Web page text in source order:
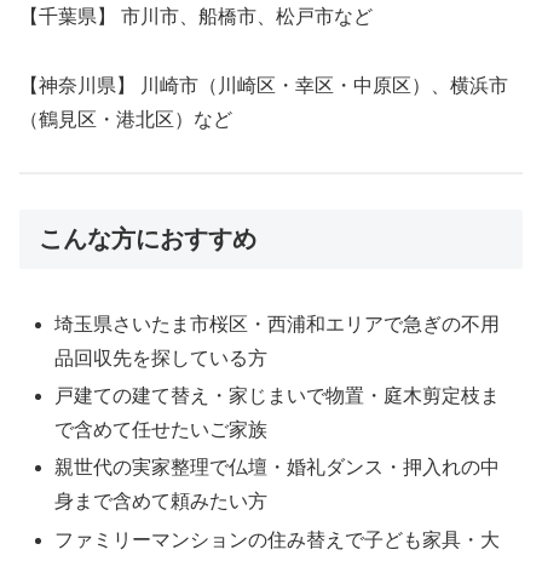
【千葉県】 市川市、船橋市、松戸市など
【神奈川県】 川崎市（川崎区・幸区・中原区）、横浜市
（鶴見区・港北区）など
こんな方におすすめ
埼玉県さいたま市桜区・西浦和エリアで急ぎの不用
品回収先を探している方
戸建ての建て替え・家じまいで物置・庭木剪定枝ま
で含めて任せたいご家族
親世代の実家整理で仏壇・婚礼ダンス・押入れの中
身まで含めて頼みたい方
ファミリーマンションの住み替えで子ども家具・大